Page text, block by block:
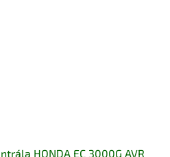
HONDA EC 3000G AVR